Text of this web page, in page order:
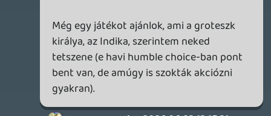
axl 2026.05.20 13:43:45
2026.05.20 13:43:45 #210pv
A Valve-nek - és gondolom, az Epic-nek
szintén - azzal volt problémája, hogy az
elbírálásra küldött korai verzióban még
egy ránézésre gyanúsan kiskorú lányka